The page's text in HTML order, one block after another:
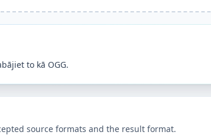
to kā OGG.
source formats and the result format.